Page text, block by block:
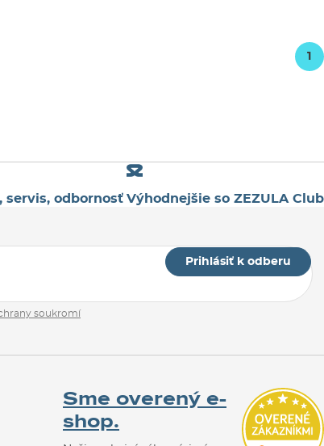
1
servis, odbornosť Výhodnejšie so ZEZULA Club
Prihlásiť k odberu
soukromí
Sme overený e-
shop.